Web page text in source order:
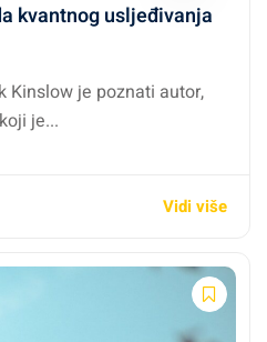
kvantnog usljeđivanja
Kinslow je poznati autor,
je...
Vidi više